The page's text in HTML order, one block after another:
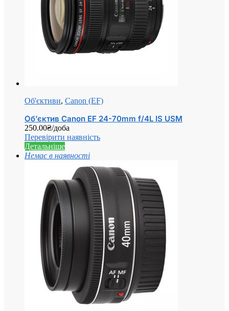
Об'єктиви, Canon (EF)
Об’єктив Canon EF 24-70mm f/4L IS USM
250.00₴/доба
Перевірити наявність
Детальніше
Немає в наявності